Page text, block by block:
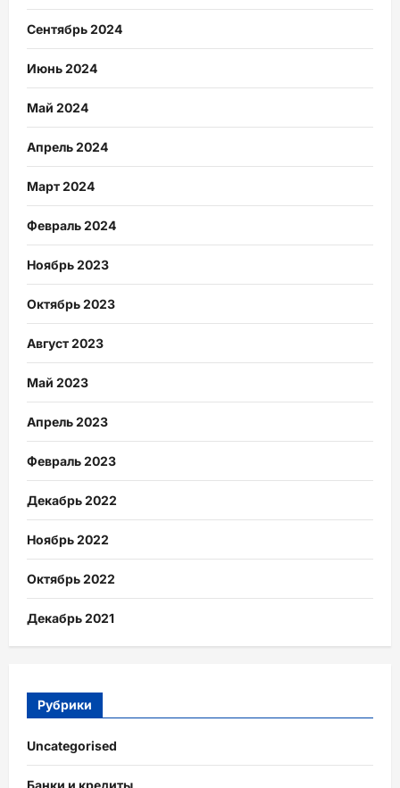
Сентябрь 2024
Июнь 2024
Май 2024
Апрель 2024
Март 2024
Февраль 2024
Ноябрь 2023
Октябрь 2023
Август 2023
Май 2023
Апрель 2023
Февраль 2023
Декабрь 2022
Ноябрь 2022
Октябрь 2022
Декабрь 2021
Рубрики
Uncategorised
Банки и кредиты